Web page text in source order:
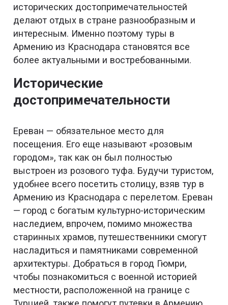
исторических достопримечательностей
делают отдых в стране разнообразным и
интересным. Именно поэтому туры в
Армению из Краснодара становятся все
более актуальными и востребованными.
Исторические
достопримечательности
Ереван — обязательное место для
посещения. Его еще называют «розовым
городом», так как он был полностью
выстроен из розового туфа. Будучи туристом,
удобнее всего посетить столицу, взяв тур в
Армению из Краснодара с перелетом. Ереван
— город с богатым культурно-историческим
наследием, впрочем, помимо множества
старинных храмов, путешественники смогут
насладиться и памятниками современной
архитектуры. Добраться в город Гюмри,
чтобы познакомиться с военной историей
местности, расположенной на границе с